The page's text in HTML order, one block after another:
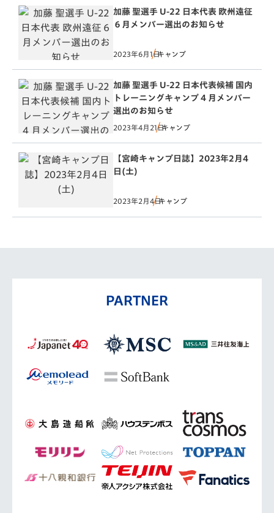
加藤 聖選手 U-22 日本代表 欧州遠征
６月メンバー選出のお知らせ
2023年6月1日キャンプ
加藤 聖選手 U-22 日本代表候補 国内
トレーニングキャンプ 4 月メンバー
選出のお知らせ
2023年4月21日キャンプ
【宮崎キャンプ日誌】2023年2月4
日(土)
2023年2月4日キャンプ
PARTNER